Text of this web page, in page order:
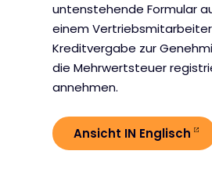
untenstehende Formular
einem
Kreditvergabe zur
die Mehrwertsteuer
annehmen.
Ansicht IN Englisch